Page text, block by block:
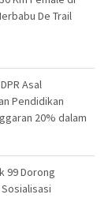
De Trail
Asal
Pendidikan
20% dalam
99 Dorong